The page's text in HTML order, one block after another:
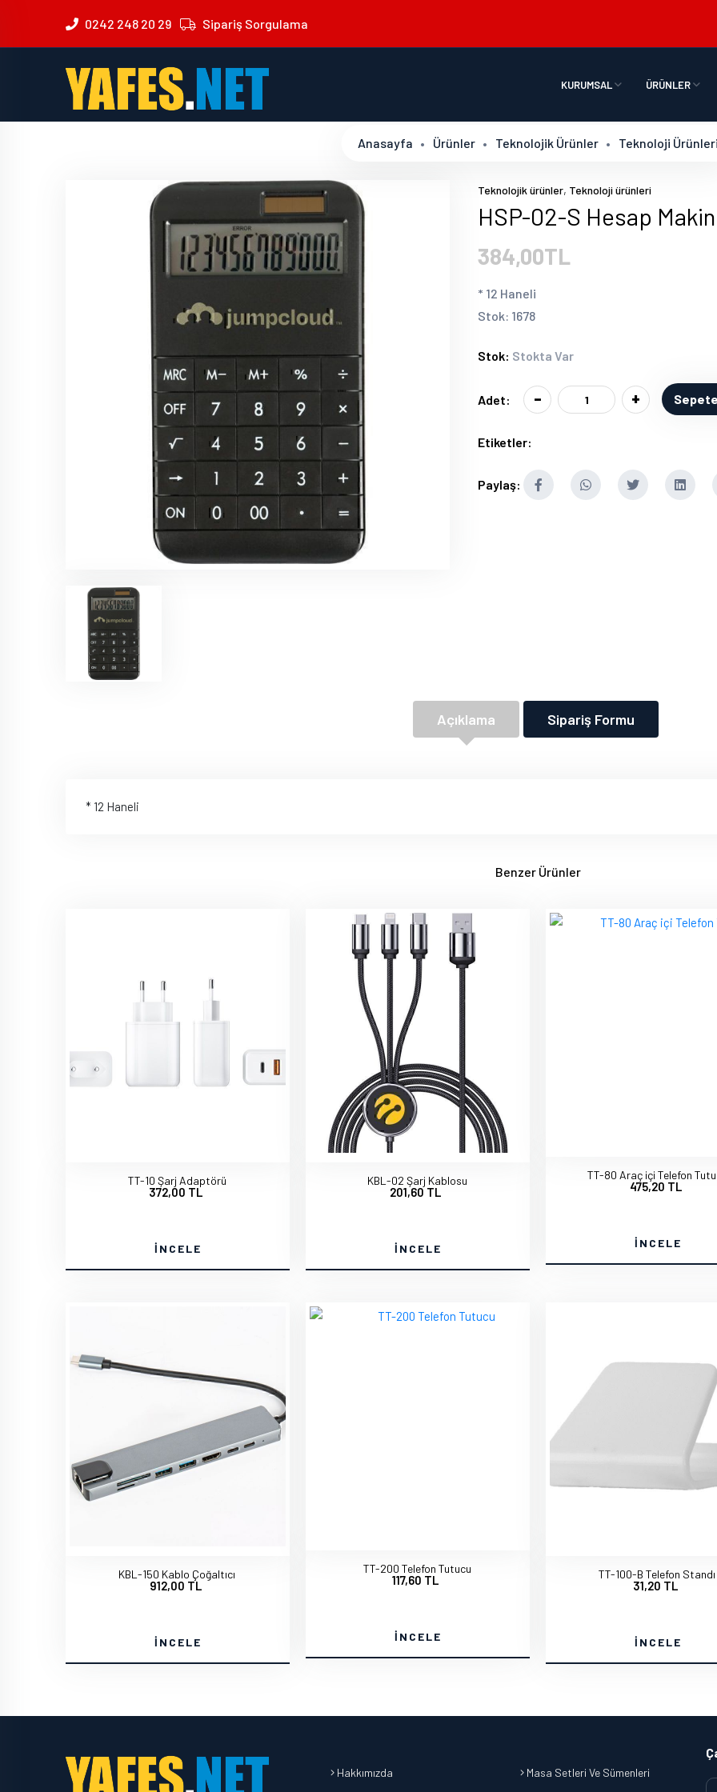
0242 248 20 29 Sipariş Sorgulama
KURUMSAL ÜRÜNLER
Anasayfa Ürünler Teknolojik Ürünler Teknoloji
Teknolojik ürünler, Teknoloji ürünleri
HSP-02-S Hesap
384,00TL
* 12 Haneli
Stok: 1678
Stok: Stokta Var
Adet: - +
Etiketler:
Paylaş:
Açıklama Sipariş Formu
* 12 Haneli
Benzer Ürünler
TT-10 Şarj Adaptörü
372,00 TL
İNCELE
KBL-02 Şarj Kablosu
201,60 TL
İNCELE
TT-80 Araç içi Telefon
475,20 TL
İNCELE
KBL-150 Kablo Çoğaltıcı
912,00 TL
İNCELE
TT-200 Telefon Tutucu
117,60 TL
İNCELE
TT-100-B Telefon Standı
31,20 TL
İNCELE
Hakkımızda Masa Setleri Ve Sümenleri